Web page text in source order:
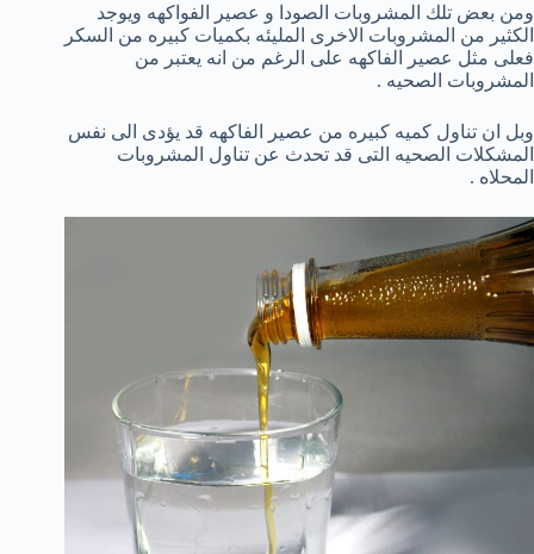
ومن بعض تلك المشروبات الصودا و عصير الفواكهه ويوجد
الكثير من المشروبات الاخرى المليئه بكميات كبيره من السكر
فعلى مثل عصير الفاكهه على الرغم من انه يعتبر من
المشروبات الصحيه .
وبل ان تناول كميه كبيره من عصير الفاكهه قد يؤدى الى نفس
المشكلات الصحيه التى قد تحدث عن تناول المشروبات
المحلاه .